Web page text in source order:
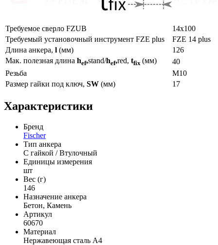
Требуемое сверло FZUB
14х100
Требуемый установочный инструмент FZE plus
FZE 14 plus
Длина анкера, l (мм)
126
Мак. полезная длина hef,stand/hef,red, tfix (мм)
40
Резьба
М10
Размер гайки под ключ, SW (мм) 17
Характеристики
Бренд
Fischer
Тип анкера
С гайкой / Втулочный
Единицы измерения
шт
Вес (г)
146
Назначение анкера
Бетон, Камень
Артикул
60670
Материал
Нержавеющая сталь А4